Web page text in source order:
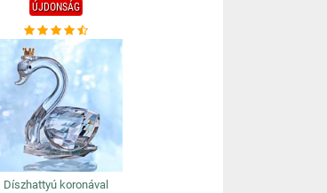
ÚJDONSÁG
Díszhattyú koronával